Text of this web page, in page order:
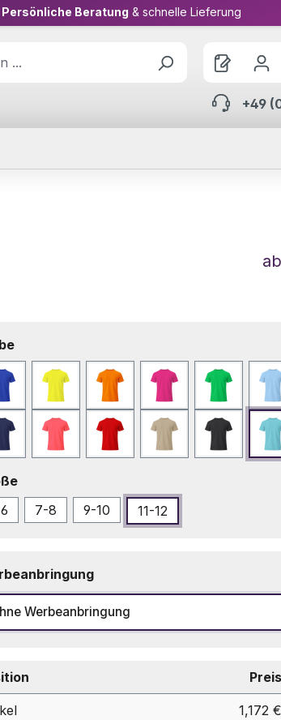
Persönliche Beratung & schnelle Lieferung
+49
ab
auswählen
Blau Fluor GelbFluor OrangeFuchsie Grün
MarineblauNeonrosa Rot Sand Schwarz
auswählen
7-8 9-10 11-12
Werbeanbringung
Preis
1,172 €